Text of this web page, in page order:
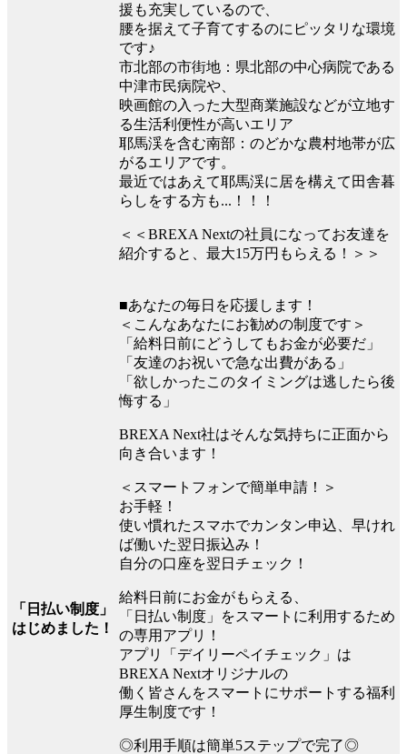
援も充実しているので、
腰を据えて子育てするのにピッタリな環境
です♪
市北部の市街地：県北部の中心病院である
中津市民病院や、
映画館の入った大型商業施設などが立地す
る生活利便性が高いエリア
耶馬渓を含む南部：のどかな農村地帯が広
がるエリアです。
最近ではあえて耶馬渓に居を構えて田舎暮
らしをする方も...！！！
＜＜BREXA Nextの社員になってお友達を
紹介すると、最大15万円もらえる！＞＞
「日払い制度」
はじめました！
■あなたの毎日を応援します！
＜こんなあなたにお勧めの制度です＞
「給料日前にどうしてもお金が必要だ」
「友達のお祝いで急な出費がある」
「欲しかったこのタイミングは逃したら後
悔する」
BREXA Next社はそんな気持ちに正面から
向き合います！
＜スマートフォンで簡単申請！＞
お手軽！
使い慣れたスマホでカンタン申込、早けれ
ば働いた翌日振込み！
自分の口座を翌日チェック！
給料日前にお金がもらえる、
「日払い制度」をスマートに利用するため
の専用アプリ！
アプリ「デイリーペイチェック」は
BREXA Nextオリジナルの
働く皆さんをスマートにサポートする福利
厚生制度です！
◎利用手順は簡単5ステップで完了◎